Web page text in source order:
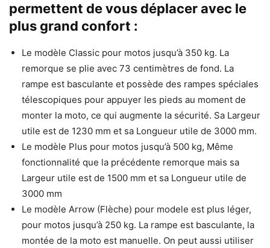
permettent de vous déplacer avec le
plus grand confort :
Le modèle Classic pour motos jusqu’à 350 kg. La
remorque se plie avec 73 centimètres de fond. La
rampe est basculante et possède des rampes spéciales
télescopiques pour appuyer les pieds au moment de
monter la moto, ce qui augmente la sécurité. Sa Largeur
utile est de 1230 mm et sa Longueur utile de 3000 mm.
Le modèle Plus pour motos jusqu’à 500 kg, Même
fonctionnalité que la précédente remorque mais sa
Largeur utile est de 1500 mm et sa Longueur utile de
3000 mm
Le modèle Arrow (Flèche) pour modele est plus léger,
pour motos jusqu’à 250 kg. La rampe est basculante, la
montée de la moto est manuelle. On peut aussi utiliser